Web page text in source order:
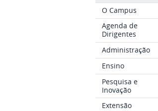
O Campus
Agenda de
Dirigentes
Administração
Ensino
Pesquisa e
Inovação
Extensão